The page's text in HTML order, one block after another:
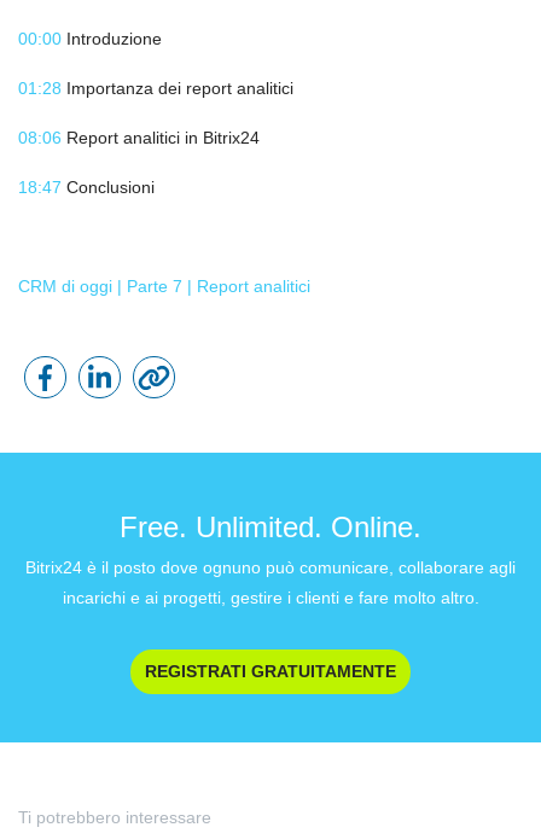
00:00 Introduzione
01:28 Importanza dei report analitici
08:06 Report analitici in Bitrix24
18:47 Conclusioni
CRM di oggi | Parte 7 | Report analitici
Free. Unlimited. Online.
Bitrix24 è il posto dove ognuno può comunicare, collaborare agli
incarichi e ai progetti, gestire i clienti e fare molto altro.
REGISTRATI GRATUITAMENTE
Ti potrebbero interessare